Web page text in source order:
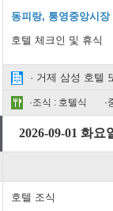
동피랑, 통영중앙시장
호텔 체크인 및 휴식
· 거제 삼성 호텔
·조식 : 호텔식 ·
2026-09-01 화요
호텔 조식